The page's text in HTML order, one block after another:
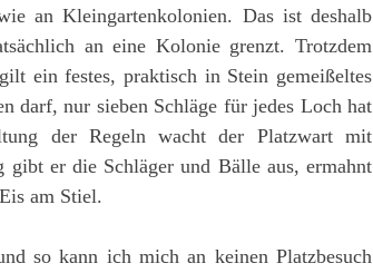
an Kleingartenkolonien. Das ist deshalb
an eine Kolonie grenzt. Trotzdem
ein festes, praktisch in Stein gemeißeltes
darf, nur sieben Schläge für jedes Loch hat
der Regeln wacht der Platzwart mit
er die Schläger und Bälle aus, ermahnt
am Stiel.
so kann ich mich an keinen Platzbesuch